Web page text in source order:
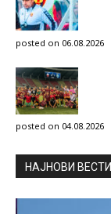
posted on 06.08.2026
posted on 04.08.2026
НAЈНОВИ ВЕСТИ